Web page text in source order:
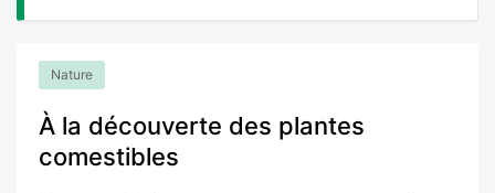
Nature
À la découverte des plantes
comestibles